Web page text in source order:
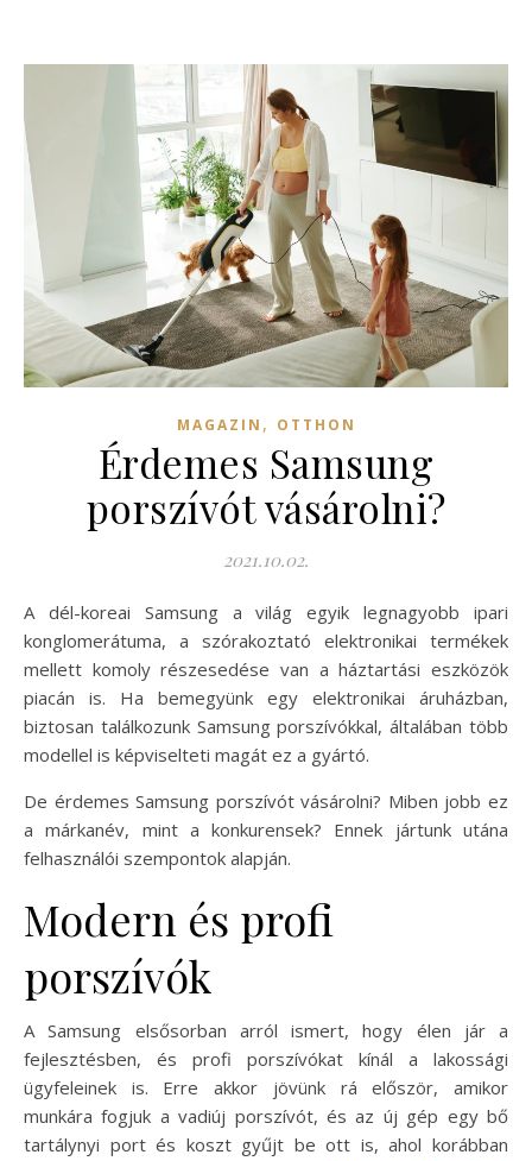
MAGAZIN , OTTHON
Érdemes Samsung
porszívót vásárolni?
2021.10.02.
A dél-koreai Samsung a világ egyik legnagyobb ipari
konglomerátuma, a szórakoztató elektronikai termékek
mellett komoly részesedése van a háztartási eszközök
piacán is. Ha bemegyünk egy elektronikai áruházban,
biztosan találkozunk Samsung porszívókkal, általában több
modellel is képviselteti magát ez a gyártó.
De érdemes Samsung porszívót vásárolni? Miben jobb ez
a márkanév, mint a konkurensek? Ennek jártunk utána
felhasználói szempontok alapján.
Modern és profi
porszívók
A Samsung elsősorban arról ismert, hogy élen jár a
fejlesztésben, és profi porszívókat kínál a lakossági
ügyfeleinek is. Erre akkor jövünk rá először, amikor
munkára fogjuk a vadiúj porszívót, és az új gép egy bő
tartálynyi port és koszt gyűjt be ott is, ahol korábban